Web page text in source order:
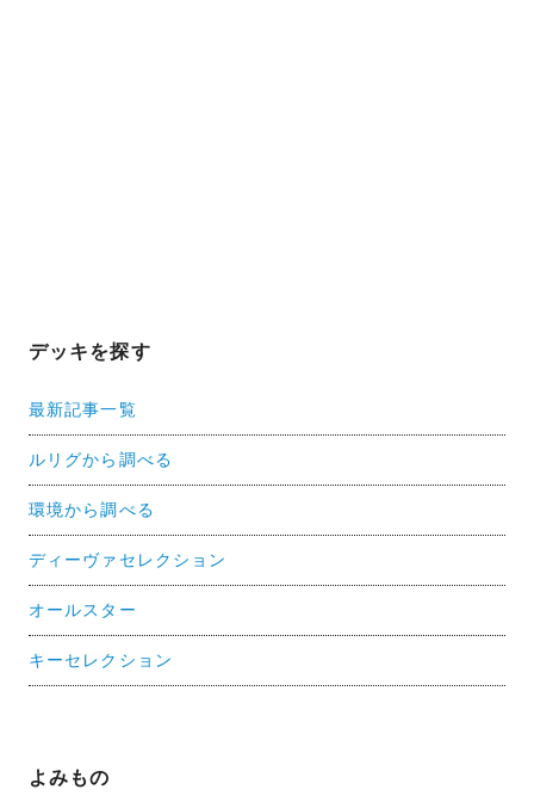
デッキを探す
最新記事一覧
ルリグから調べる
環境から調べる
ディーヴァセレクション
オールスター
キーセレクション
よみもの